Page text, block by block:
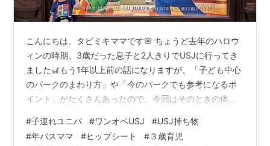
こんにちは、タビミキママです🌸 ちょうど去年のハロウ
ィンの時期、3歳だった息子と2人きりでUSJに行ってき
ました🎢もう1年以上前の話になりますが、「子ども中心
のパークのまわり方」や「今のパークでも参考になるポ
イント」がたくさんあったので、今回はそのときの体験
に行ってみようかな」と思っている方の参考になれば嬉
しいです。 🎟インパした理由 カレンダーでは祝日にあた
#子連れユニバ #ワンオペUSJ #USJ持ち物
#年パスママ #ヒップシート #３歳育児